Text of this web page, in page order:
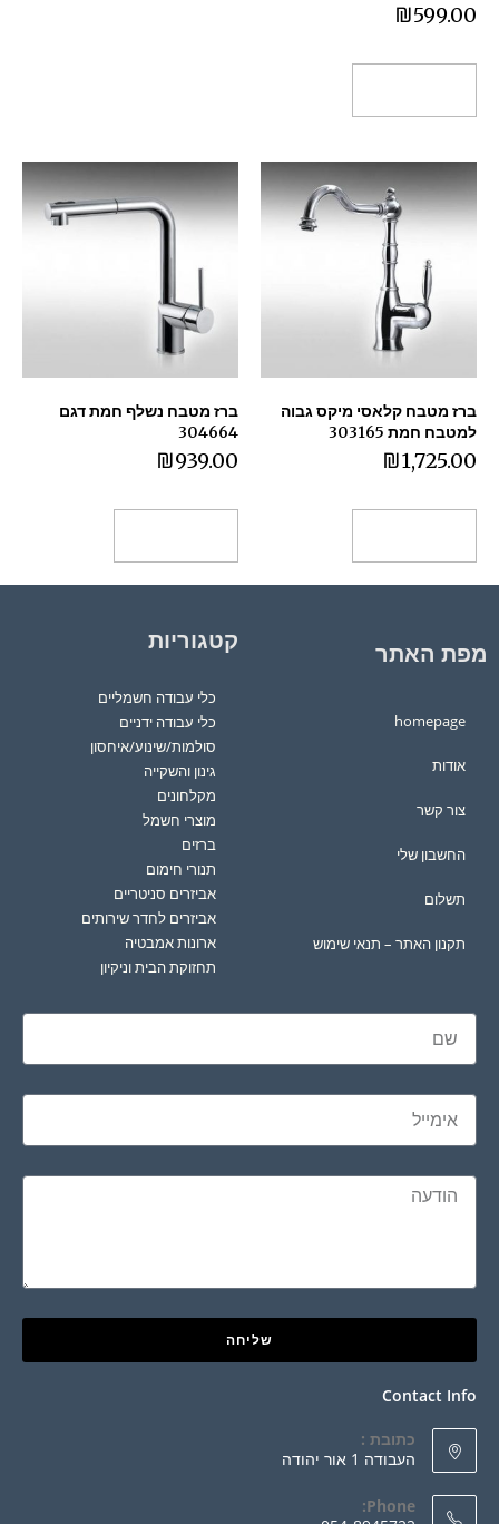
₪599.00
ברז מטבח קלאסי מיקס גבוה
למטבח חמת 303165
₪1,725.00
ברז מטבח נשלף חמת דגם
304664
₪939.00
מפת האתר
homepage
אודות
צור קשר
החשבון שלי
תשלום
תקנון האתר – תנאי שימוש
קטגוריות
כלי עבודה חשמליים
כלי עבודה ידניים
סולמות/שינוע/איחסון
גינון והשקייה
מקלחונים
מוצרי חשמל
ברזים
תנורי חימום
אביזרים סניטריים
אביזרים לחדר שירותים
ארונות אמבטיה
תחזוקת הבית וניקיון
שליחה
Contact Info
כתובת :
העבודה 1 אור יהודה
Phone: